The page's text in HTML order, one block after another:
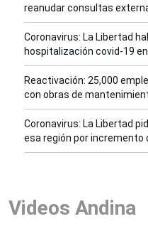
reanudar consultas
Coronavirus: La Libertad
hospitalización covid-19
Reactivación: 25,000
con obras de
Coronavirus: La Libertad
esa región por incremento
Videos Andina